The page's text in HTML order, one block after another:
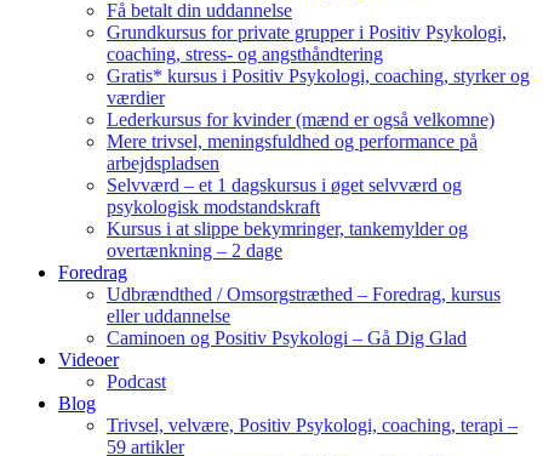
Få betalt din uddannelse
Grundkursus for private grupper i Positiv Psykologi,
coaching, stress- og angsthåndtering
Gratis* kursus i Positiv Psykologi, coaching, styrker og
værdier
Lederkursus for kvinder (mænd er også velkomne)
Mere trivsel, meningsfuldhed og performance på
arbejdspladsen
Selvværd – et 1 dagskursus i øget selvværd og
psykologisk modstandskraft
Kursus i at slippe bekymringer, tankemylder og
overtænkning – 2 dage
Foredrag
Udbrændthed / Omsorgstræthed – Foredrag, kursus
eller uddannelse
Caminoen og Positiv Psykologi – Gå Dig Glad
Videoer
Podcast
Blog
Trivsel, velvære, Positiv Psykologi, coaching, terapi –
59 artikler